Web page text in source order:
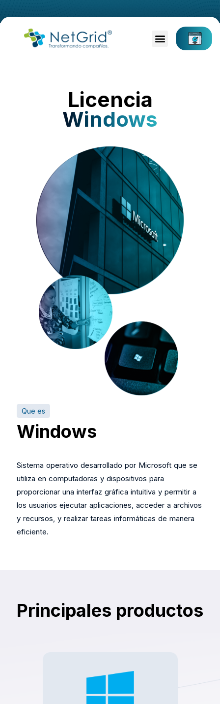
Licencia
Windows
Que es
Windows
Sistema operativo desarrollado por Microsoft que se
utiliza en computadoras y dispositivos para
proporcionar una interfaz gráfica intuitiva y permitir a
los usuarios ejecutar aplicaciones, acceder a archivos
y recursos, y realizar tareas informáticas de manera
eficiente.
Principales productos